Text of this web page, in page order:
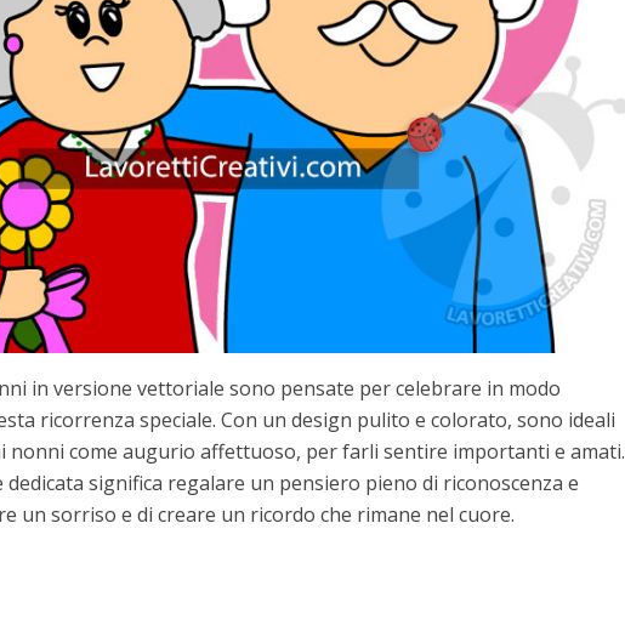
in versione vettoriale sono pensate per celebrare in modo
ricorrenza speciale. Con un design pulito e colorato, sono ideali
nonni come augurio affettuoso, per farli sentire importanti e amati.
dedicata significa regalare un pensiero pieno di riconoscenza e
un sorriso e di creare un ricordo che rimane nel cuore.